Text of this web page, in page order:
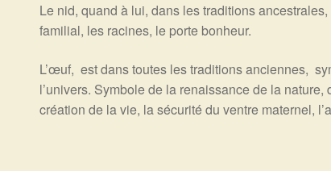
Le nid, quand à lui, dans les traditions
familial, les racines, le porte bonheur.
L’œuf, est dans toutes les traditions anciennes,
l’univers. Symbole de la renaissance de la nature,
création de la vie, la sécurité du ventre maternel,